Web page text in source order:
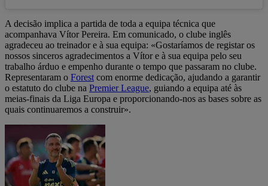
A decisão implica a partida de toda a equipa técnica que
acompanhava Vítor Pereira. Em comunicado, o clube inglês
agradeceu ao treinador e à sua equipa: «Gostaríamos de registar os
nossos sinceros agradecimentos a Vítor e à sua equipa pelo seu
trabalho árduo e empenho durante o tempo que passaram no clube.
Representaram o Forest com enorme dedicação, ajudando a garantir
o estatuto do clube na Premier League, guiando a equipa até às
meias-finais da Liga Europa e proporcionando-nos as bases sobre as
quais continuaremos a construir».